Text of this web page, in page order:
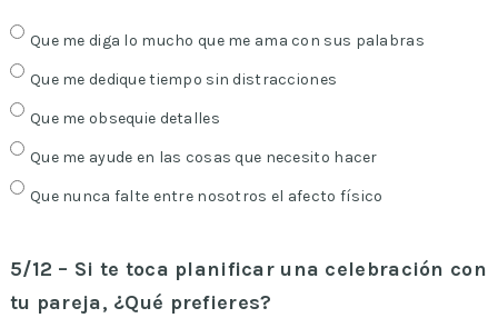
Que me diga lo mucho que me ama con sus palabras
Que me dedique tiempo sin distracciones
Que me obsequie detalles
Que me ayude en las cosas que necesito hacer
Que nunca falte entre nosotros el afecto físico
5/12 – Si te toca planificar una celebración con
tu pareja, ¿Qué prefieres?